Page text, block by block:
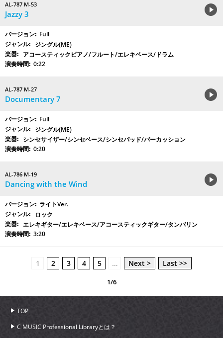
AL-787 M-53
Jazzy 3
Full
ジングル(ME)
アコースティックピアノ/フルート/エレキベース/ドラム
0:22
AL-787 M-27
Documentary 7
Full
ジングル(ME)
シンセサイザー/シンセベース/シンセパッド/パーカッション
0:20
AL-786 M-19
Dancing with the Wind
ライトVer.
ロック
エレキギター/エレキベース/アコースティックギター/タンバリン
3:20
1 2 3 4 5 … Next > Last >>
1/6
TOP
C MUSIC Professional Libraryとは？